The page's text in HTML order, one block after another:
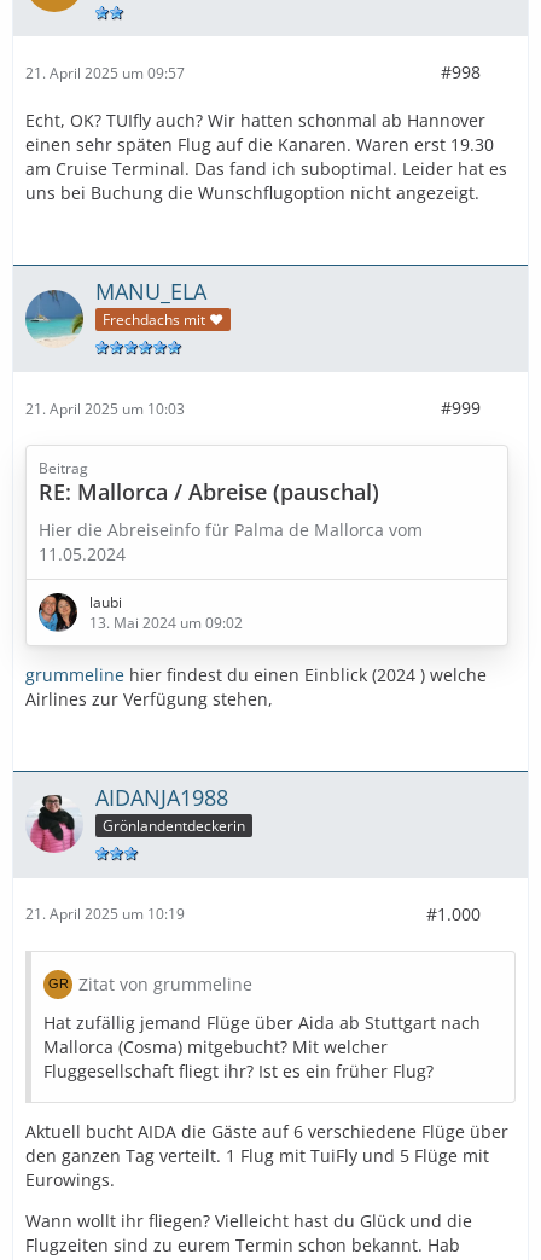
21. April 2025 um 09:57 #998
Echt, OK? TUIfly auch? Wir hatten schonmal ab Hannover
einen sehr späten Flug auf die Kanaren. Waren erst 19.30
am Cruise Terminal. Das fand ich suboptimal. Leider hat es
uns bei Buchung die Wunschflugoption nicht angezeigt.
MANU_ELA
Frechdachs mit ❤
21. April 2025 um 10:03 #999
Beitrag
RE: Mallorca / Abreise (pauschal)
Hier die Abreiseinfo für Palma de Mallorca vom
11.05.2024
laubi
13. Mai 2024 um 09:02
grummeline hier findest du einen Einblick (2024 ) welche
Airlines zur Verfügung stehen,
AIDANJA1988
Grönlandentdeckerin
21. April 2025 um 10:19 #1.000
Zitat von grummeline
Hat zufällig jemand Flüge über Aida ab Stuttgart nach
Mallorca (Cosma) mitgebucht? Mit welcher
Fluggesellschaft fliegt ihr? Ist es ein früher Flug?
Aktuell bucht AIDA die Gäste auf 6 verschiedene Flüge über
den ganzen Tag verteilt. 1 Flug mit TuiFly und 5 Flüge mit
Eurowings.
Wann wollt ihr fliegen? Vielleicht hast du Glück und die
Flugzeiten sind zu eurem Termin schon bekannt. Hab